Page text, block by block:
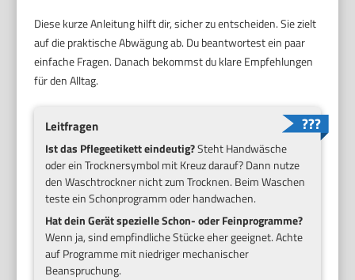
Diese kurze Anleitung hilft dir, sicher zu entscheiden. Sie zielt
auf die praktische Abwägung ab. Du beantwortest ein paar
einfache Fragen. Danach bekommst du klare Empfehlungen
für den Alltag.
Leitfragen
Ist das Pflegeetikett eindeutig?Steht Handwäsche
oder ein Trocknersymbol mit Kreuz darauf? Dann nutze
den Waschtrockner nicht zum Trocknen. Beim Waschen
teste ein Schonprogramm oder handwachen.
Hat dein Gerät spezielle Schon- oder Feinprogramme?
Wenn ja, sind empfindliche Stücke eher geeignet. Achte
auf Programme mit niedriger mechanischer
Beanspruchung.